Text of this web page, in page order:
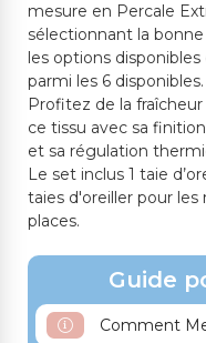
mesure en Percale
sélectionnant la
les options
parmi les 6 disponibles.
Profitez de la
ce tissu avec sa
et sa régulation
Le set inclus 1 taie
taies d'oreiller pour
places.
Guide
Comment